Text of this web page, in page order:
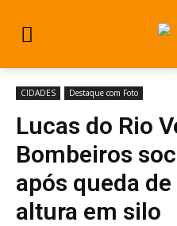
CIDADES Destaque com Foto
Lucas do Rio
Bombeiros
após queda
altura em silo